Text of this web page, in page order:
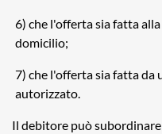
6) che l'offerta sia fatta
domicilio;
7) che l'offerta sia fatta da
autorizzato.
Il debitore può